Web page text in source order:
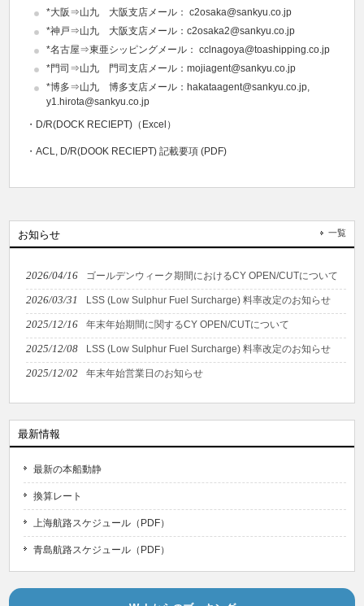
*大阪⇒山九 大阪支店メール： c2osaka@sankyu.co.jp
*神戸⇒山九 大阪支店メール：c2osaka2@sankyu.co.jp
*名古屋⇒東亜シッピングメール： cclnagoya@toashipping.co.jp
*門司⇒山九 門司支店メール：mojiagent@sankyu.co.jp
*博多⇒山九 博多支店メール：hakataagent@sankyu.co.jp,
y1.hirota@sankyu.co.jp
・D/R(DOCK RECIEPT)（Excel）
・ACL, D/R(DOOK RECIEPT) 記載要項 (PDF)
お知らせ 一覧
2026/04/16 ゴールデンウィーク期間におけるCY OPEN/CUTについて
2026/03/31 LSS (Low Sulphur Fuel Surcharge) 料率改定のお知らせ
2025/12/16 年末年始期間に関するCY OPEN/CUTについて
2025/12/08 LSS (Low Sulphur Fuel Surcharge) 料率改定のお知らせ
2025/12/02 年末年始営業日のお知らせ
最新情報
最新の本船動静
換算レート
上海航路スケジュール（PDF）
青島航路スケジュール（PDF）